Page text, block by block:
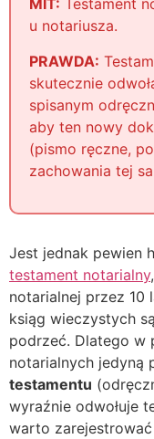
MIT: Testament
u notariusza.
PRAWDA:
skutecznie
spisanym
aby ten nowy
(pismo ręczne,
zachowania tej
Jest jednak pewien
testament notarialny
notarialnej przez 10
ksiąg wieczystych
podrzeć. Dlatego w
notarialnych jedyną
testamentu
wyraźnie odwołuje
warto